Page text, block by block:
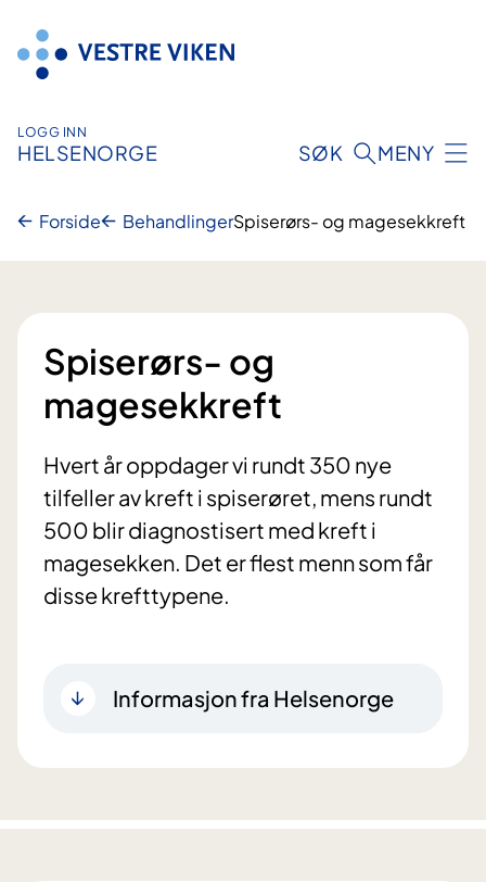
innhold
LOGG INN
HELSENORGE SØK MENY
Forside BehandlingerSpiserørs- og magesekkreft
Spiserørs- og
magesekkreft
Hvert år oppdager vi rundt 350 nye
tilfeller av kreft i spiserøret, mens rundt
500 blir diagnostisert med kreft i
magesekken. Det er flest menn som får
disse krefttypene.
Informasjon fra Helsenorge